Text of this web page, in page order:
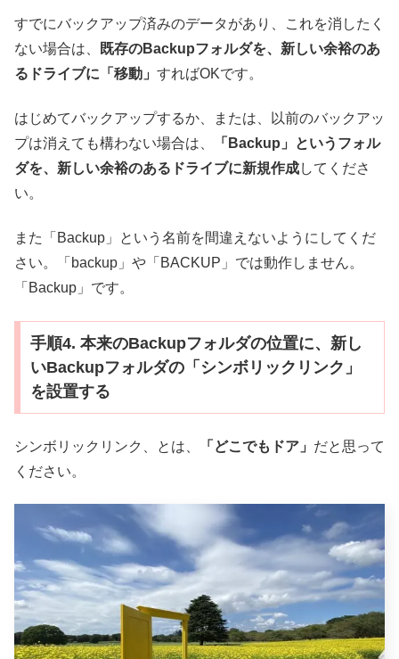
すでにバックアップ済みのデータがあり、これを消したく
ない場合は、
既存のBackupフォルダを、新しい余裕のあ
るドライブに「移動」 すればOKです。
はじめてバックアップするか、または、以前のバックアッ
プは消えても構わない場合は、
「Backup」というフォル
ダを、新しい余裕のあるドライブに新規作成してくださ
い。
また「Backup」という名前を間違えないようにしてくだ
さい。「backup」や「BACKUP」では動作しません。
「Backup」です。
手順4. 本来のBackupフォルダの位置に、新し
いBackupフォルダの「シンボリックリンク」
を設置する
シンボリックリンク、とは、 「どこでもドア」 だと思って
ください。